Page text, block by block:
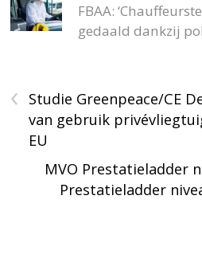
FBAA:
gedaald dankzij
‹
Studie Greenpeace/CE
van gebruik
EU
MVO Prestatieladder
Prestatieladder